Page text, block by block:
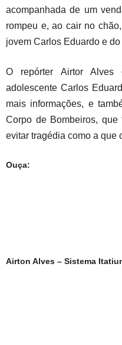
acompanhada de um
rompeu e, ao cair no
jovem Carlos Eduardo e
O repórter Airtor Alves
adolescente Carlos
mais informações, e
Corpo de Bombeiros,
evitar tragédia como a que
Ouça:
Airton Alves – Sistema